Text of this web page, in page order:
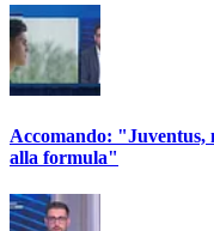
Accomando: "Juventus,
alla formula"